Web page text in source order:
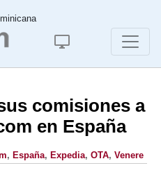
comisiones a
en España
, España, Expedia, OTA, Venere